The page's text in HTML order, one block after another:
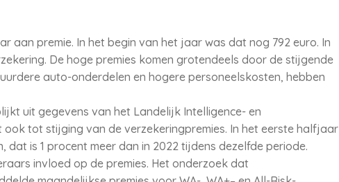
aan premie. In het begin van het jaar was dat nog 792 euro. In
De hoge premies komen grotendeels door de stijgende
auto-onderdelen en hogere personeelskosten, hebben
uit gegevens van het Landelijk Intelligence- en
tot stijging van de verzekeringpremies. In het eerste halfjaar
dat is 1 procent meer dan in 2022 tijdens dezelfde periode.
invloed op de premies. Het onderzoek dat